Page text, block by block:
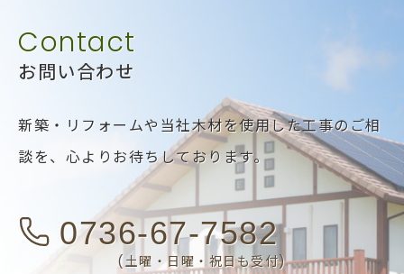
お問い合わせ
新築・リフォームや当社木材を使用した工事のご相
談を、 心よりお待ちしております。
0736-67-7582
(土曜・日曜・祝日も受付)